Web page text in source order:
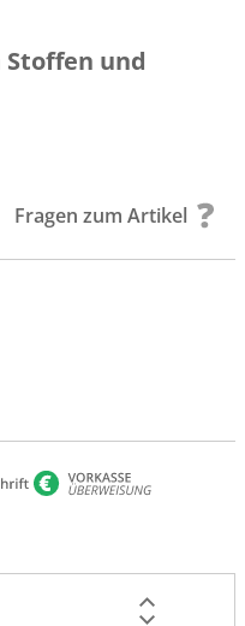
und
Fragen zum Artikel